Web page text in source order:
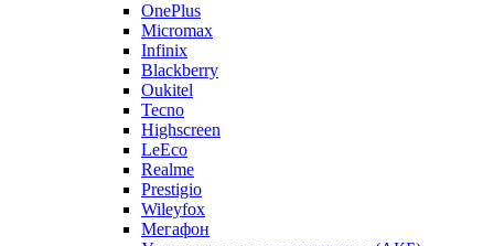
OnePlus
Micromax
Infinix
Blackberry
Oukitel
Tecno
Highscreen
LeEco
Realme
Prestigio
Wileyfox
Мегафон